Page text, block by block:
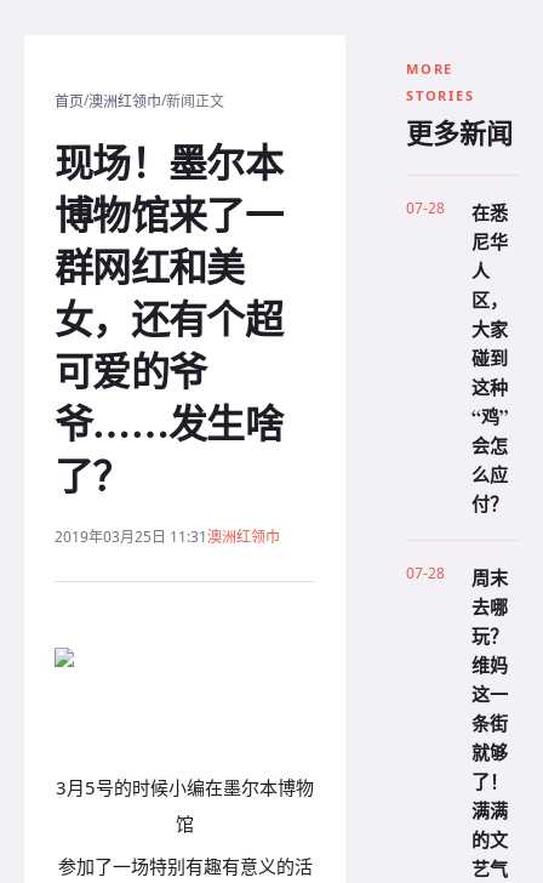
首页/澳洲红领巾/新闻正文
现场！墨尔本
博物馆来了一
群网红和美
女，还有个超
可爱的爷
爷……发生啥
了？
2019年03月25日 11:31澳洲红领巾
3月5号的时候小编在墨尔本博物
馆
参加了一场特别有趣有意义的活
MORE
STORIES
更多新闻
07-28
在悉
尼华
人
区，
大家
碰到
这种
“鸡”
会怎
么应
付？
07-28
周末
去哪
玩？
维妈
这一
条街
就够
了！
满满
的文
艺气